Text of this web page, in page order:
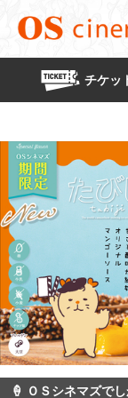
チケッ
🍦 ＯＳシネマズで